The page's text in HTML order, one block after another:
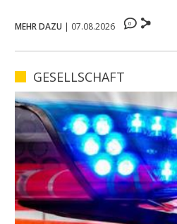
MEHR DAZU | 07.08.2026 0
GESELLSCHAFT